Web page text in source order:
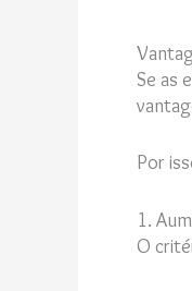
Se as
Por
1.
O